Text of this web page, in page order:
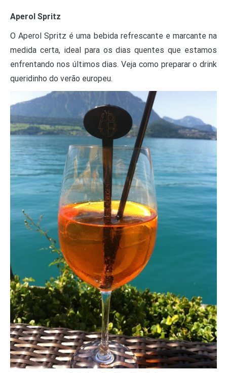
Aperol Spritz
O Aperol Spritz é uma bebida refrescante e marcante na
medida certa, ideal para os dias quentes que estamos
enfrentando nos últimos dias. Veja como preparar o drink
queridinho do verão europeu.